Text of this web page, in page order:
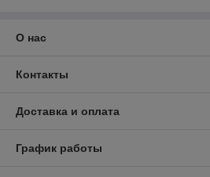
О нас
Контакты
Доставка и оплата
График работы